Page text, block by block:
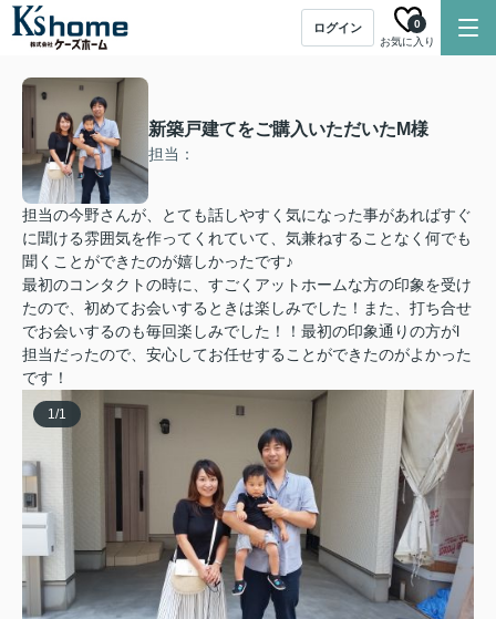
ログイン
お気に入り
0
新築戸建てをご購入いただいたM様
担当：
担当の今野さんが、とても話しやすく気になった事があればすぐ
に聞ける雰囲気を作ってくれていて、気兼ねすることなく何でも
聞くことができたのが嬉しかったです♪
最初のコンタクトの時に、すごくアットホームな方の印象を受け
たので、初めてお会いするときは楽しみでした！また、打ち合せ
でお会いするのも毎回楽しみでした！！最初の印象通りの方がl
担当だったので、安心してお任せすることができたのがよかった
です！
1/1